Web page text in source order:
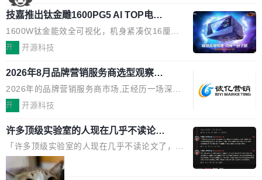
问得好。 因为我自己也是从用户变成开发者的。
现有产品的天花板 我用过不少 AI 浏览器插件。
刚开始觉得都挺好——选中一段文字，弹出解
要。但用久了你会发现，它们本质上都是同一类
东西：一个带网页上下文的聊天框。 它们能读取
页面的文本，然后把文本丢给大模型，再返回一
段回答。仅此而已。 这当然有用，但总觉得差点
意思。比如我在一个后台管理系统里，需要填50
个表单字段，每个字段还有联动逻辑；比如我
想...
技嘉推出钛金雕1600PG5 AI TOP电
源：为发烧级主机与本地AI算力打造旗
舰供电方案
1600W钛金能效全可视化，机身紧凑仅16厘米
继2026台北电脑展首度亮相后，技嘉科技近日正
电源专为发烧级DIY主机与本地AI算力平台打
造，整机长度仅16厘米，提供1600W额定功率
与80PLUS钛金能效；支持ATX 3.1与PCIe 5.1
规范，结合服务器级元件、完善供电线材与内置
实时LCD监控屏，可充分满足当下高阶PC主机
的严苛使用需求。 澎湃功率，紧凑机身 钛金雕1
600PG5 AI TOP具备强悍输出功率，同时实现
机身尺寸大幅精简。整机长度仅16厘米，属于同
开 开源科技
2026年8月品牌营销服务商选型观察：
从流量思维到品牌资产思维的范式转移
2026年的品牌营销服务商市场,正经历一场深刻
的价值重构。全球全案品牌代理机构市场从2025
复合增长率达5.44%,预计2032年将突破120亿美
元。数字广告与公共关系相关服务市场更是从20
25年的8463亿美元扩张至2026年的8763亿美
元。数字的背后是一个清晰的事实——品牌对专
开 开源科技
许多顶级实验室的人现在几乎不读论文
了
「许多顶级实验室的人现在几乎不读论文了，而
且他们认为 ICLR/ICML/NeurIPS 充斥着大量过
度宣传和欺诈。」 OpenAI 研究员 Keller Jorda
局